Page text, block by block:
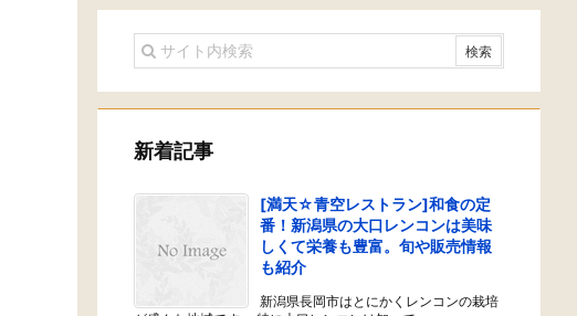
新着記事
[満天☆青空レストラン]和食の定
番！新潟県の大口レンコンは美味
しくて栄養も豊富。旬や販売情報
も紹介
新潟県長岡市はとにかくレンコンの栽培